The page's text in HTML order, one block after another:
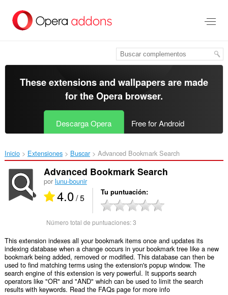
contenido
These extensions and wallpapers are made
for theOpera browser.
Descarga Opera Free for Android
Inicio Extensiones Buscar Advanced Bookmark Search‎
Advanced Bookmark Search
por lunu-bounir
4.0/ 5 Tu puntuación
Número total de puntuaciones:3
This extension indexes all your bookmark items once and updates its
indexing database when a change occurs in your bookmark tree like a new
bookmark being added, removed or modified. This database can then be
used to find matching terms using the extension's popup window. The
search engine of this extension is very powerful. It supports search
operators like "OR" and "AND" which can be used to limit the search
results with keywords. Read the FAQs page for more info